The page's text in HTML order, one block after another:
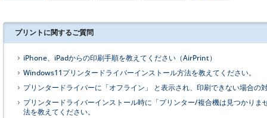
プリントに関するご質問
iPhone、iPadからの印刷手順を教えてください（AirPrint）
Windows11プリンタードライバーインストール方法を教えてください。
プリンタードライバーに「オフライン」 と表示され、印刷できない場合の
プリンタードライバーインストール時に「プリンター/複合機は見つかり
法を教えてください。